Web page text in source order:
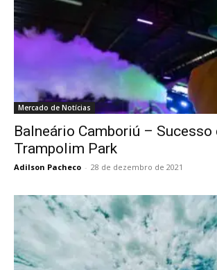
Mercado de Notícias
Balneário Camboriú – Sucesso
Trampolim Park
Adilson Pacheco - 28 de dezembro de 2021